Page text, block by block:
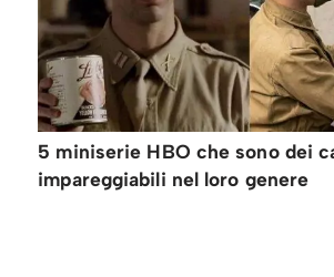
5 miniserie HBO che sono dei
impareggiabili nel loro genere